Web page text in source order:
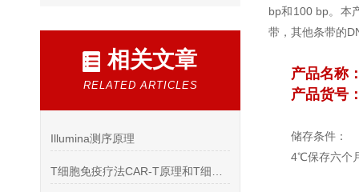
相关文章
RELATED ARTICLES
Illumina测序原理
bp和100 bp。本
带，其他条带的
产品名称
产品货号
储存条件：
4℃保存六个